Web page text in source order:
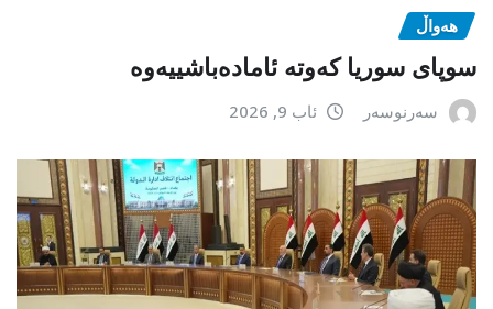
هەواڵ
سوپای سوریا کەوتە ئامادەباشییەوە
سەرنوسەر ئاب 9, 2026